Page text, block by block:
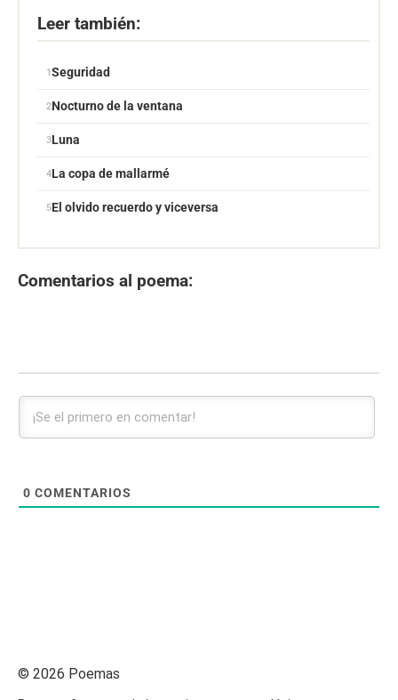
Leer también:
Seguridad
Nocturno de la ventana
Luna
La copa de mallarmé
El olvido recuerdo y viceversa
Comentarios al poema:
0 COMENTARIOS
© 2026 Poemas